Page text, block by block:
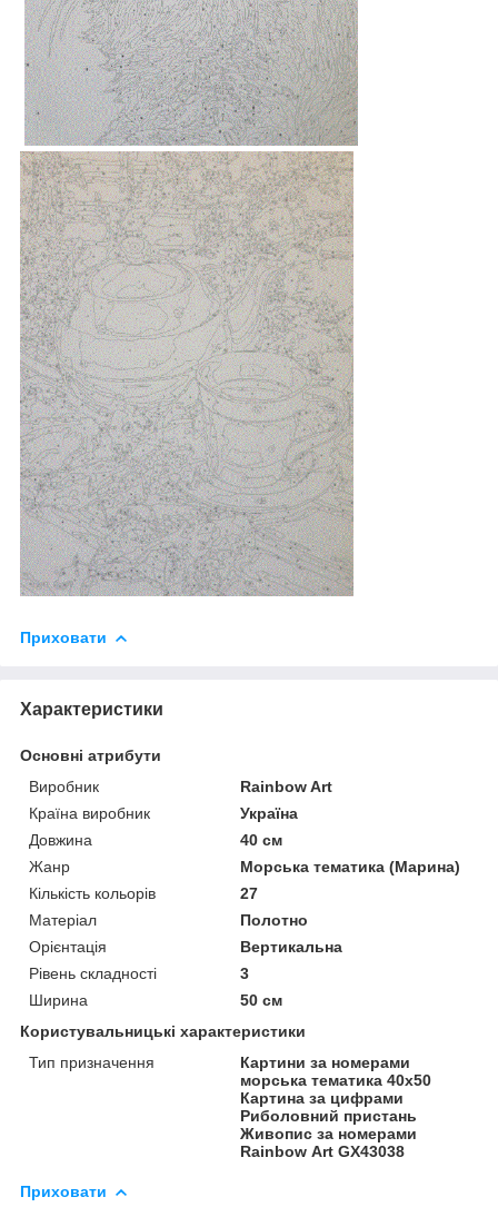
Приховати
Характеристики
Основні атрибути
Виробник
Rainbow Art
Країна виробник
Україна
Довжина
40 см
Жанр
Морська тематика (Марина)
Кількість кольорів
27
Матеріал
Полотно
Орієнтація
Вертикальна
Рівень складності
3
Ширина
50 см
Користувальницькі характеристики
Тип призначення
Картини за номерами
морська тематика 40х50
Картина за цифрами
Риболовний пристань
Живопис за номерами
Rainbow Art GX43038
Приховати